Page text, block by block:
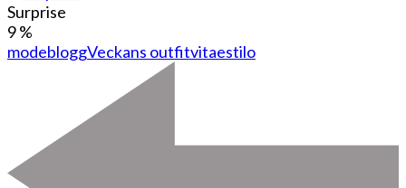
Surprise
9%
modebloggVeckans outfitvitaestilo